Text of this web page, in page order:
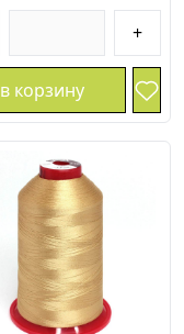
+
в корзину